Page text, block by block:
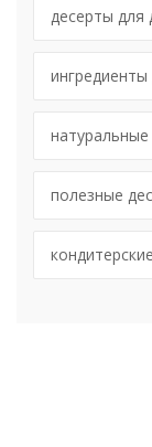
десерты для
натуральные
полезные